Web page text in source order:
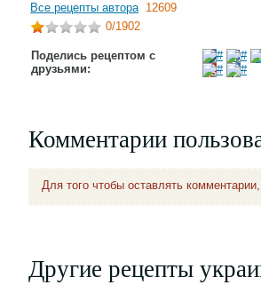
Все рецепты автора 12609
0/1902
Поделись рецептом с
друзьями:
Комментарии
Для того чтобы оставлять
Другие рецепты